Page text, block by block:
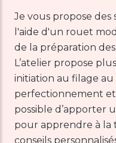
Je vous propose des
l'aide d'un rouet
de la préparation
L’atelier propose
initiation au filage
perfectionnement et
possible d’apporter
pour apprendre à la
conseils